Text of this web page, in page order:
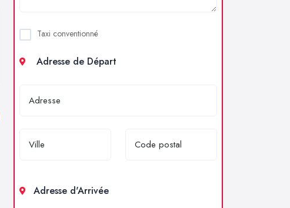
Taxi conventionné
Adresse de Départ
Adresse d'Arrivée